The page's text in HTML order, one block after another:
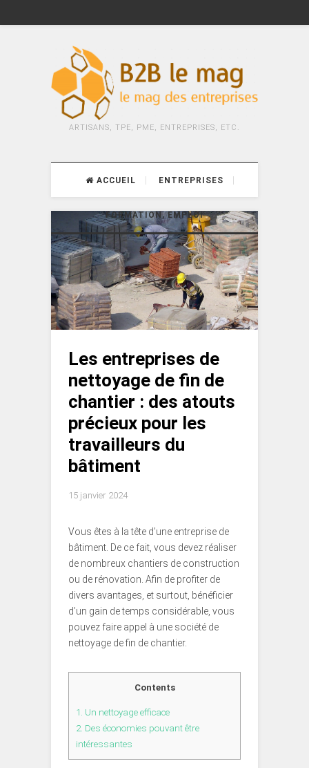
ARTISANS, TPE, PME, ENTREPRISES, ETC.
ACCUEIL ENTREPRISES
FORMATION, EMPLOI
Les entreprises de
nettoyage de fin de
chantier : des atouts
précieux pour les
travailleurs du
bâtiment
15 janvier 2024
Vous êtes à la tête d’une entreprise de
bâtiment. De ce fait, vous devez réaliser
de nombreux chantiers de construction
ou de rénovation. Afin de profiter de
divers avantages, et surtout, bénéficier
d’un gain de temps considérable, vous
pouvez faire appel à une société de
nettoyage de fin de chantier.
Contents
1. Un nettoyage efficace
2. Des économies pouvant être
intéressantes